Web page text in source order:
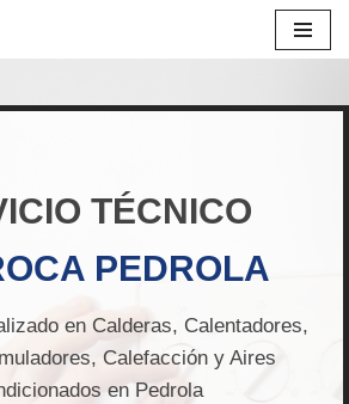
TÉCNICO
PEDROLA
en Calderas, Calentadores,
Calefacción y Aires
en Pedrola